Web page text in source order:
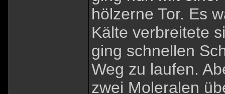
hölzerne Tor. Es
Kälte verbreitete
ging schnellen
Weg zu laufen.
zwei Moleralen